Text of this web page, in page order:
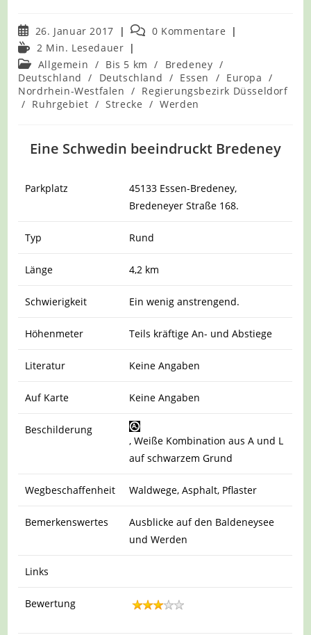
Beitrag
veröffentlicht:
26. Januar 2017
Beitrags-
Kommentare:
0 Kommentare
Lesedauer:
2 Min. Lesedauer
Beitrags-
Kategorie:
Allgemein / Bis 5 km / Bredeney /
Deutschland
/ Deutschland / Essen / Europa /
Nordrhein-Westfalen / Regierungsbezirk Düsseldorf
/ Ruhrgebiet / Strecke / Werden
Eine Schwedin beeindruckt Bredeney
Parkplatz
45133 Essen-Bredeney,
Bredeneyer Straße 168.
Typ Rund
Länge 4,2 km
Schwierigkeit Ein wenig anstrengend.
Höhenmeter Teils kräftige An- und Abstiege
Literatur Keine Angaben
Auf Karte Keine Angaben
Beschilderung
, Weiße Kombination aus A und L
auf schwarzem Grund
Wegbeschaffenheit Waldwege, Asphalt, Pflaster
Bemerkenswertes
Ausblicke auf den Baldeneysee
und Werden
Links
Bewertung